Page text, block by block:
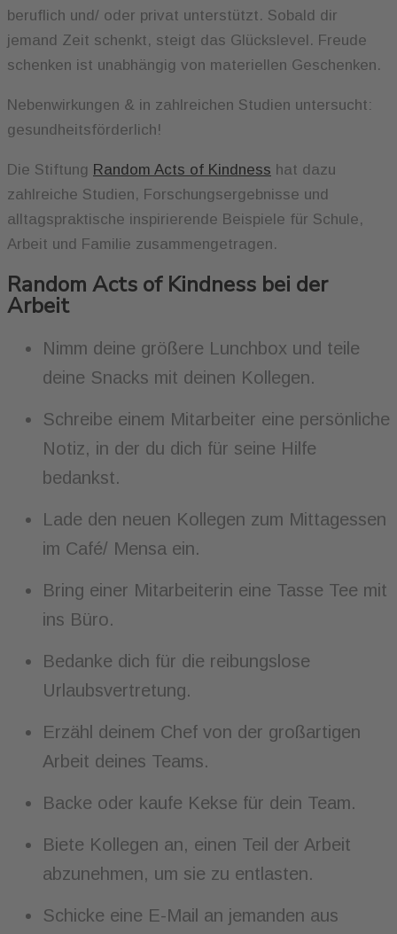
beruflich und/ oder privat unterstützt. Sobald dir
jemand Zeit schenkt, steigt das Glückslevel. Freude
schenken ist unabhängig von materiellen Geschenken.
Nebenwirkungen & in zahlreichen Studien untersucht:
gesundheitsförderlich!
Die Stiftung Random Acts of Kindness hat dazu
zahlreiche Studien, Forschungsergebnisse und
alltagspraktische inspirierende Beispiele für Schule,
Arbeit und Familie zusammengetragen.
Random Acts of Kindness bei der
Arbeit
Nimm deine größere Lunchbox und teile
deine Snacks mit deinen Kollegen.
Schreibe einem Mitarbeiter eine persönliche
Notiz, in der du dich für seine Hilfe
bedankst.
Lade den neuen Kollegen zum Mittagessen
im Café/ Mensa ein.
Bring einer Mitarbeiterin eine Tasse Tee mit
ins Büro.
Bedanke dich für die reibungslose
Urlaubsvertretung.
Erzähl deinem Chef von der großartigen
Arbeit deines Teams.
Backe oder kaufe Kekse für dein Team.
Biete Kollegen an, einen Teil der Arbeit
abzunehmen, um sie zu entlasten.
Schicke eine E-Mail an jemanden aus